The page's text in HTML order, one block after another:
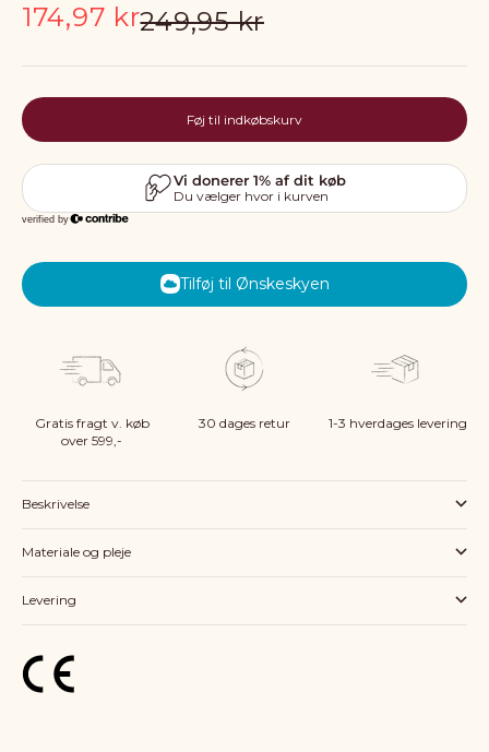
Salgspris
174,97 krNormalpris
249,95 kr
Føj til indkøbskurv
Tilføj til Ønskeskyen
Gratis fragt v. køb
over 599,-
30 dages retur 1-3 hverdages levering
Beskrivelse
Materiale og pleje
Levering